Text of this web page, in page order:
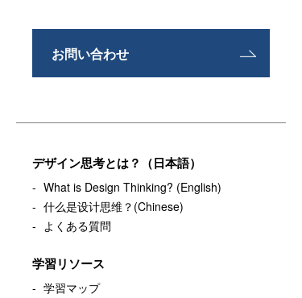
お問い合わせ
デザイン思考とは？（日本語）
What is Design Thinking? (English)
什么是设计思维？(Chinese)
よくある質問
学習リソース
学習マップ